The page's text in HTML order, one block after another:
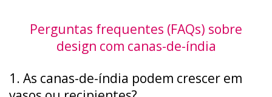
Perguntas frequentes (FAQs) sobre
design com canas-de-índia
1. As canas-de-índia podem crescer em